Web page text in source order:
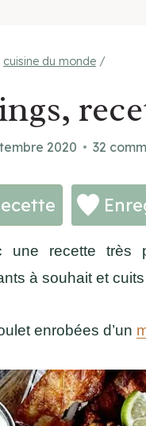
cuisine du monde /
2020 32
une recette très
à souhait et
enrobées d’un